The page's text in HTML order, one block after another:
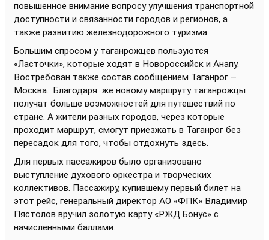
повышенное внимание вопросу улучшения транспортной
доступности и связанности городов и регионов, а
также развитию железнодорожного туризма.
Большим спросом у таганрожцев пользуются
«Ласточки», которые ходят в Новороссийск и Анапу.
Востребован также состав сообщением Таганрог –
Москва. Благодаря же новому маршруту таганрожцы
получат больше возможностей для путешествий по
стране. А жители разных городов, через которые
проходит маршрут, смогут приезжать в Таганрог без
пересадок для того, чтобы отдохнуть здесь.
Для первых пассажиров было организовано
выступление духового оркестра и творческих
коллективов. Пассажиру, купившему первый билет на
этот рейс, генеральный директор АО «ФПК» Владимир
Пястолов вручил золотую карту «РЖД Бонус» с
начисленными баллами.